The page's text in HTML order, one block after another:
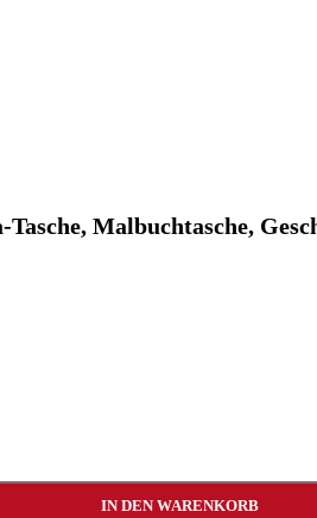
Malbuchtasche,
IN DEN WARENKORB